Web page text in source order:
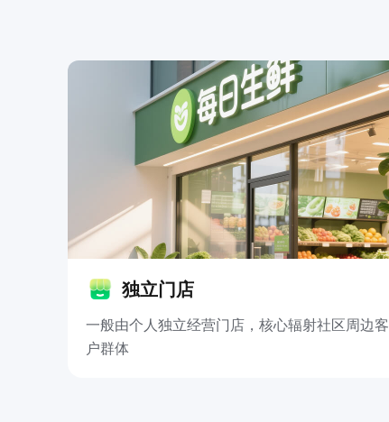
独立门店
一般由个人独立经营门店，核心辐射社区周边客
户群体